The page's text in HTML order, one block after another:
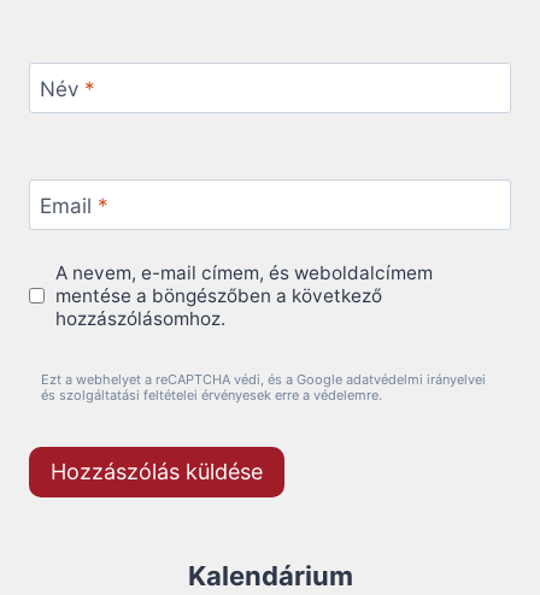
Név *
Email *
A nevem, e-mail címem, és weboldalcímem
mentése a böngészőben a következő
hozzászólásomhoz.
Ezt a webhelyet a reCAPTCHA védi, és a Google adatvédelmi irányelvei
és szolgáltatási feltételei érvényesek erre a védelemre.
Kalendárium